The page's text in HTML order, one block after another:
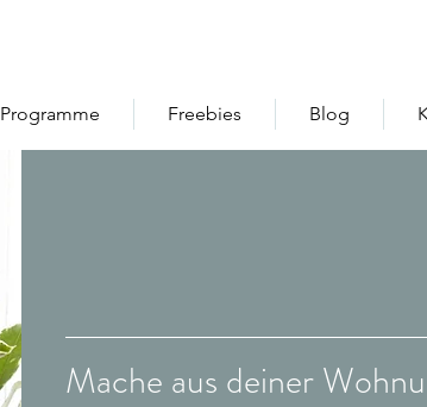
Programme Freebies Blog
Mache aus deiner